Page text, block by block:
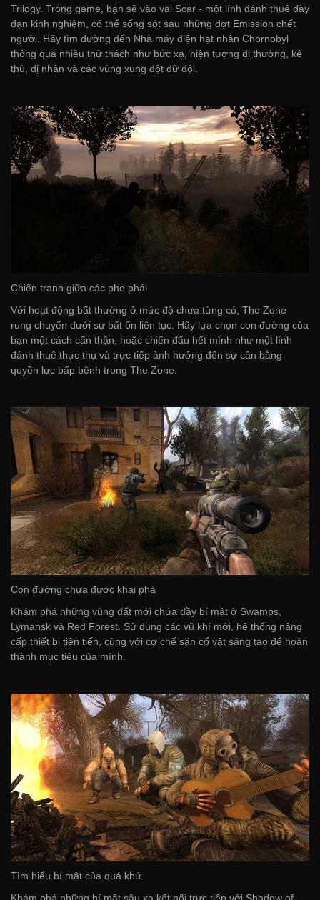
Trilogy. Trong game, bạn sẽ vào vai Scar - một lính đánh thuê dày
dạn kinh nghiệm, có thể sống sót sau những đợt Emission chết
người. Hãy tìm đường đến Nhà máy điện hạt nhân Chornobyl
thông qua nhiều thử thách như bức xạ, hiện tượng dị thường, kẻ
thù, dị nhân và các vùng xung đột dữ dội.
Chiến tranh giữa các phe phái
Với hoạt động bất thường ở mức độ chưa từng có, The Zone
rung chuyển dưới sự bất ổn liên tục. Hãy lựa chọn con đường của
bạn một cách cẩn thận, hoặc chiến đấu hết mình như một lính
đánh thuê thực thụ và trực tiếp ảnh hưởng đến sự cân bằng
quyền lực bấp bênh trong The Zone.
Con đường chưa được khai phá
Khám phá những vùng đất mới chứa đầy bí mật ở Swamps,
Lymansk và Red Forest. Sử dụng các vũ khí mới, hệ thống nâng
cấp thiết bị tiên tiến, cùng với cơ chế săn cổ vật sáng tạo để hoàn
thành mục tiêu của mình.
Tìm hiểu bí mật của quá khứ